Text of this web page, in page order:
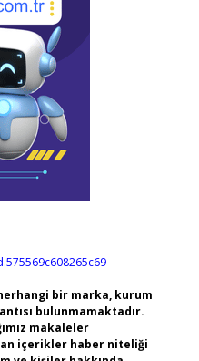
bir marka, kurum
bulunmamaktadır.
makaleler
içerikler haber niteliği